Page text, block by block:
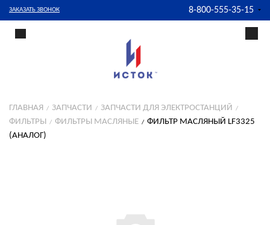
ЗАКАЗАТЬ ЗВОНОК 8-800-555-35-15
ГЛАВНАЯ ЗАПЧАСТИ
ЗАПЧАСТИ ДЛЯ ЭЛЕКТРОСТАНЦИЙ
ФИЛЬТРЫ
ФИЛЬТРЫ МАСЛЯНЫЕ
ФИЛЬТР МАСЛЯНЫЙ LF3325
(АНАЛОГ)